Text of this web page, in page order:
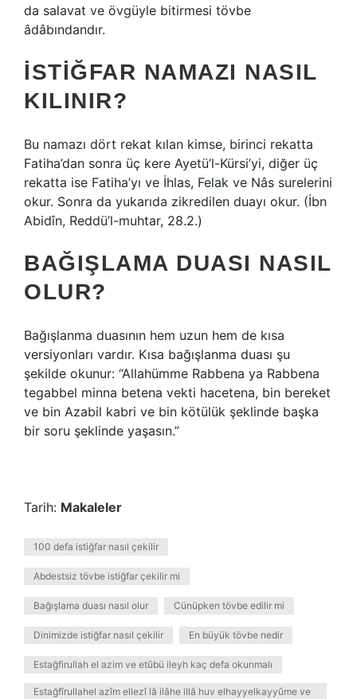
da salavat ve övgüyle bitirmesi tövbe
âdâbındandır.
İSTIĞFAR NAMAZI NASIL
KILINIR?
Bu namazı dört rekat kılan kimse, birinci rekatta
Fatiha’dan sonra üç kere Ayetü’l-Kürsi’yi, diğer üç
rekatta ise Fatiha’yı ve İhlas, Felak ve Nâs surelerini
okur. Sonra da yukarıda zikredilen duayı okur. (İbn
Abidîn, Reddü’l-muhtar, 28.2.)
BAĞIŞLAMA DUASI NASIL
OLUR?
Bağışlanma duasının hem uzun hem de kısa
versiyonları vardır. Kısa bağışlanma duası şu
şekilde okunur: “Allahümme Rabbena ya Rabbena
tegabbel minna betena vekti hacetena, bin bereket
ve bin Azabil kabri ve bin kötülük şeklinde başka
bir soru şeklinde yaşasın.”
Tarih: Makaleler
100 defa istiğfar nasıl çekilir
Abdestsiz tövbe istiğfar çekilir mi
Bağışlama duası nasıl olur Cünüpken tövbe edilir mi
Dinimizde istiğfar nasıl çekilir En büyük tövbe nedir
Estağfirullah el azim ve etûbü ileyh kaç defa okunmalı
Estağfîrullahel azîm ellezî lâ ilâhe illâ huv elhayyelkayyûme ve